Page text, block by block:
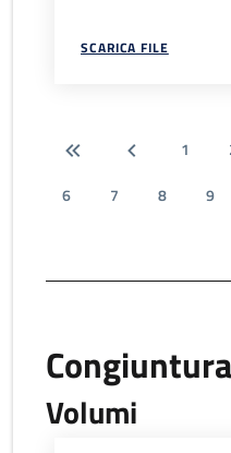
SCARICA FILE
1
6
7 8 9
Volumi